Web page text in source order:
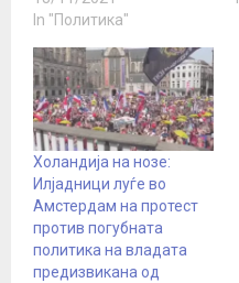
In "Политика"
Холандија на нозе:
Илјадници луѓе во
Амстердам на протест
против погубната
политика на владата
предизвикана од